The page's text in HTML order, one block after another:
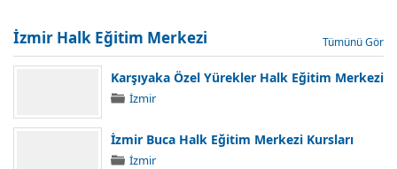
İzmir Halk Eğitim Merkezi Tümünü Gör
Karşıyaka Özel Yürekler Halk Eğitim Merkezi
İzmir
İzmir Buca Halk Eğitim Merkezi Kursları
İzmir